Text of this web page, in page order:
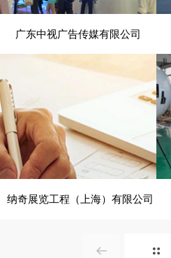
- 展览、装饰 -
广东中视广告传媒有限公司
- 展览、装饰 -
纳奇展览工程（上海）有限公司